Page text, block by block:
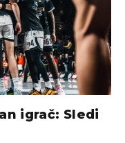
igrač: Sledi